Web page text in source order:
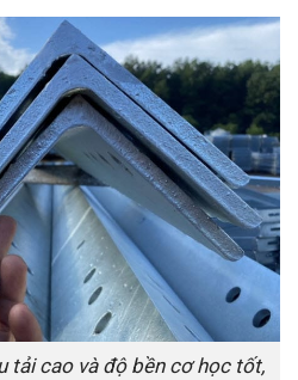
tải cao và độ bền cơ học tốt,